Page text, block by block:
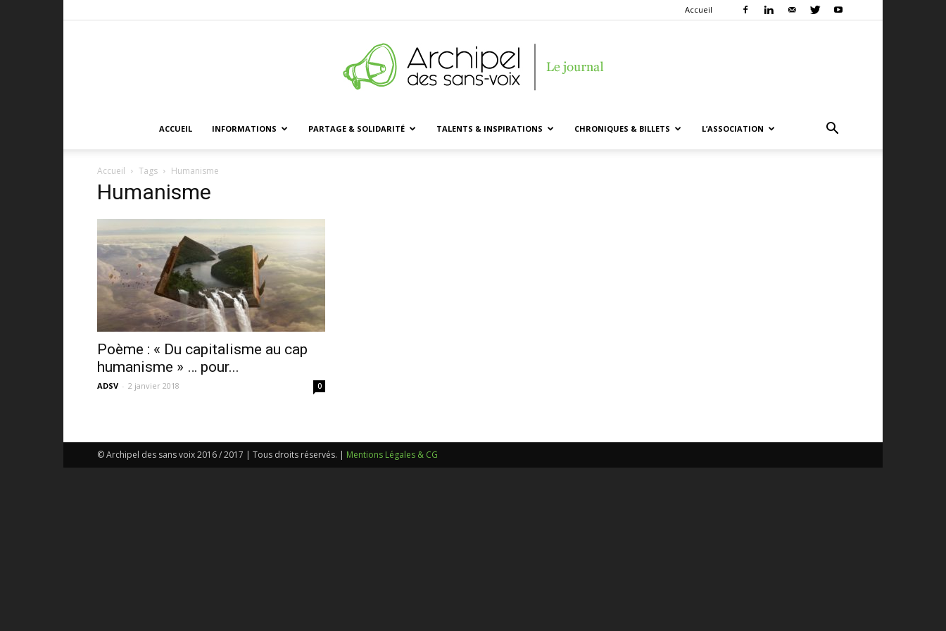
Accueil
ACCUEIL INFORMATIONS PARTAGE & SOLIDARITÉ TALENTS & INSPIRATIONS CHRONIQUES & BILLETS L’ASSOCIATION
Accueil Tags Humanisme
Humanisme
Poème : « Du capitalisme au cap
humanisme » … pour...
ADSV - 2 janvier 2018 0
© Archipel des sans voix 2016 / 2017 | Tous droits réservés. | Mentions Légales & CG